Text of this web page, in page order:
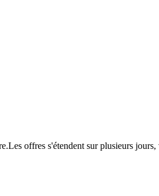
offres s'étendent sur plusieurs